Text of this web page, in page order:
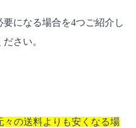
になる場合を4つご紹介し
さい。
々の送料よりも安くなる場